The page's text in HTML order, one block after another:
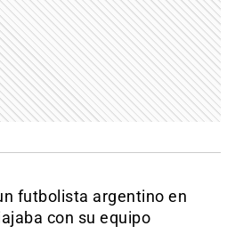
futbolista argentino en
con su equipo